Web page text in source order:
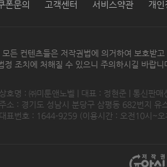
폰문의 고객센터 서비스약관 개인
든 컨텐츠들은 저작권법에 의거하여 보호받
정 조치에 처해질 수 있으니 주의하시길 바랍니
상호명 : ㈜미툰앤노벨 | 대표 : 정현준 | 통신판
소 : 경기도 성남시 분당구 삼평동 682번지
대표번호 : 1644-9259 (이용시간 : 오전10시~